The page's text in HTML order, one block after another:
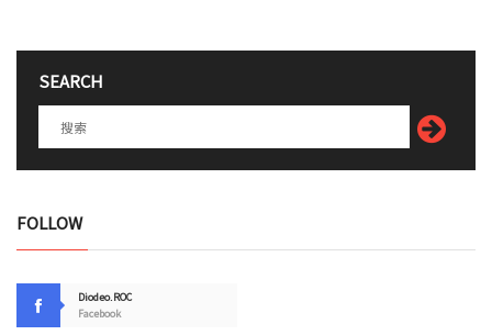
SEARCH
FOLLOW
Diodeo.ROC
Facebook